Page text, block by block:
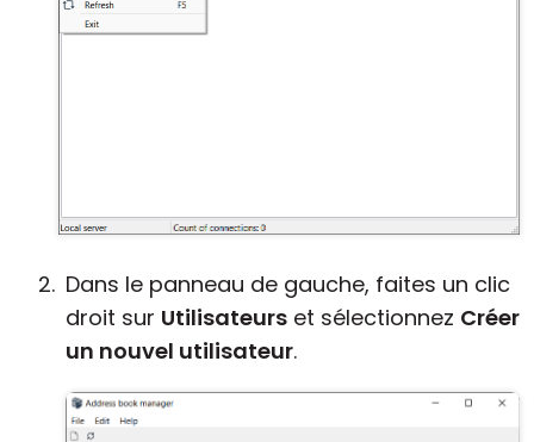
Dans le panneau de gauche, faites un clic
droit sur Utilisateurs et sélectionnez Créer
un nouvel utilisateur.